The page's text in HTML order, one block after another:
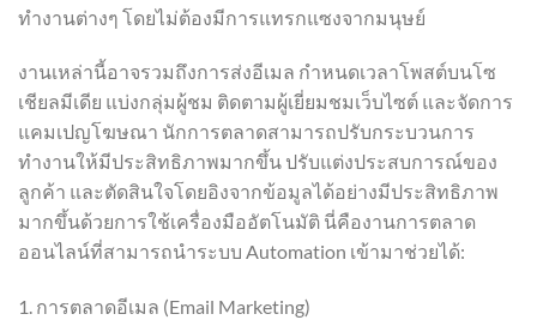
ทำงานต่างๆ โดยไม่ต้องมีการแทรกแซงจากมนุษย์
งานเหล่านี้อาจรวมถึงการส่งอีเมล กำหนดเวลาโพสต์บนโซ
เชียลมีเดีย แบ่งกลุ่มผู้ชม ติดตามผู้เยี่ยมชมเว็บไซต์ และจัดการ
แคมเปญโฆษณา นักการตลาดสามารถปรับกระบวนการ
ทำงานให้มีประสิทธิภาพมากขึ้น ปรับแต่งประสบการณ์ของ
ลูกค้า และตัดสินใจโดยอิงจากข้อมูลได้อย่างมีประสิทธิภาพ
มากขึ้นด้วยการใช้เครื่องมืออัตโนมัติ นี่คืองานการตลาด
ออนไลน์ที่สามารถนำระบบ Automation เข้ามาช่วยได้:
1. การตลาดอีเมล (Email Marketing)